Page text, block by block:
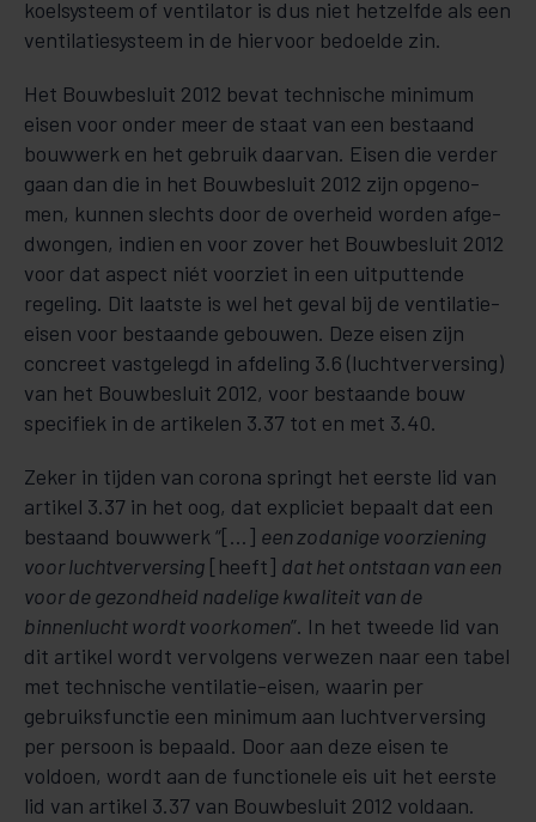
koelsysteem of ventilator is dus niet hetzelfde als een
ventilatiesysteem in de hiervoor bedoel­de zin.
Het Bouwbesluit 2012 bevat technische minimum
eisen voor onder meer de staat van een be­staand
bouw­werk en het gebruik daarvan. Eisen die verder
gaan dan die in het Bouwbesluit 2012 zijn opgeno­
men, kun­­nen slechts door de overheid wor­den afge­
dwon­­gen, indien en voor zover het Bouwbesluit 2012
voor dat aspect niét voorziet in een uitputtende
regeling. Dit laatste is wel het geval bij de ventilatie-
eisen voor bestaande gebouwen. Deze eisen zijn
concreet vastgelegd in afdeling 3.6 (lucht­ver­versing)
van het Bouwbesluit 2012, voor bestaande bouw
specifiek in de artikelen 3.37 tot en met 3.40.
Zeker in tijden van corona springt het eerste lid van
artikel 3.37 in het oog, dat expliciet bepaalt dat een
bestaand bouwwerk “[…] een zodanige voorziening
voor luchtverversing [heeft] dat het ontstaan van een
voor de gezondheid nadelige kwaliteit van de
binnenlucht wordt voorkomen”. In het tweede lid van
dit artikel wordt vervolgens verwezen naar een tabel
met technische ventilatie-eisen, waarin per
gebruiksfunctie een minimum aan luchtverversing
per persoon is bepaald. Door aan deze eisen te
voldoen, wordt aan de functionele eis uit het eerste
lid van artikel 3.37 van Bouwbesluit 2012 voldaan.